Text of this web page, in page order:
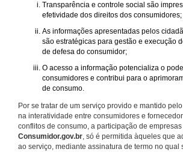
Transparência e controle social são
efetividade dos direitos dos consumidores;
As informações apresentadas pelos
são estratégicas para gestão e execução
de defesa do consumidor;
O acesso a informação potencializa o
consumidores e contribui para o
de consumo.
Por se tratar de um serviço provido e mantido
na interatividade entre consumidores e
conflitos de consumo, a participação de
Consumidor.gov.br, só é permitida àqueles que
ao serviço, mediante assinatura de termo no qual